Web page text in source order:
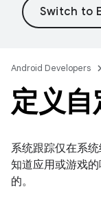
Android Developers
定义
系统跟踪仅在系
知道应用或游戏
的。